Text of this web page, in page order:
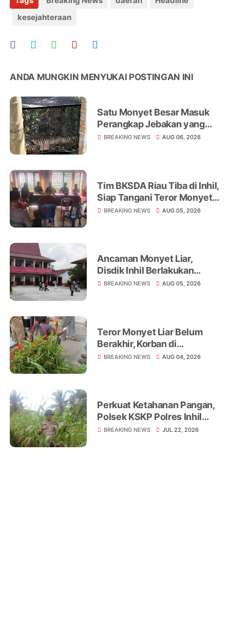
kesejahteraan
ANDA MUNGKIN MENYUKAI POSTINGAN INI
Satu Monyet Besar Masuk
Perangkap Jebakan yang
Dipasang di Belakang
BREAKING NEWS AUG 06, 2026
Tim BKSDA Riau Tiba di Inhil,
Siap Tangani Teror Monyet
Liar yang Telah Melukai 18
BREAKING NEWS AUG 05, 2026
Ancaman Monyet Liar,
Disdik Inhil Berlakukan
Belajar dari Rumah di
BREAKING NEWS AUG 05, 2026
Teror Monyet Liar Belum
Berakhir, Korban di
Tembilahan Terus
BREAKING NEWS AUG 04, 2026
Perkuat Ketahanan Pangan,
Polsek KSKP Polres Inhil
Turun Langsung Dampingi
BREAKING NEWS JUL 22, 2026